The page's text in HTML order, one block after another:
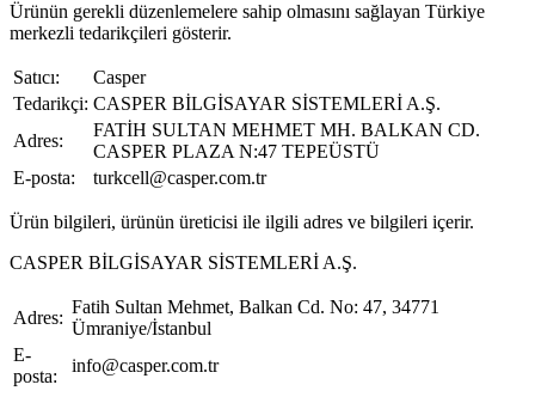
Ürünün gerekli düzenlemelere sahip olmasını sağlayan Türkiye
merkezli tedarikçileri gösterir.
Satıcı:
Casper
Tedarikçi: CASPER BİLGİSAYAR SİSTEMLERİ A.Ş.
Adres:
FATİH SULTAN MEHMET MH. BALKAN CD.
CASPER PLAZA N:47 TEPEÜSTÜ
E-posta:
turkcell@casper.com.tr
Ürün bilgileri, ürünün üreticisi ile ilgili adres ve bilgileri içerir.
CASPER BİLGİSAYAR SİSTEMLERİ A.Ş.
Adres:
Fatih Sultan Mehmet, Balkan Cd. No: 47, 34771
Ümraniye/İstanbul
E-
posta:
info@casper.com.tr